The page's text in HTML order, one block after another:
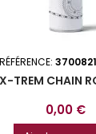
RÉFÉRENCE:
TREM CHAIN
Prix
0,00 €